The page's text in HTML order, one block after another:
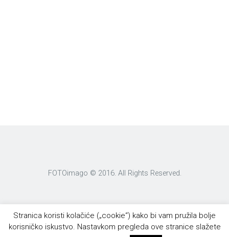
FOTOimago © 2016. All Rights Reserved.
Stranica koristi kolačiće („cookie“) kako bi vam pružila bolje
korisničko iskustvo. Nastavkom pregleda ove stranice slažete